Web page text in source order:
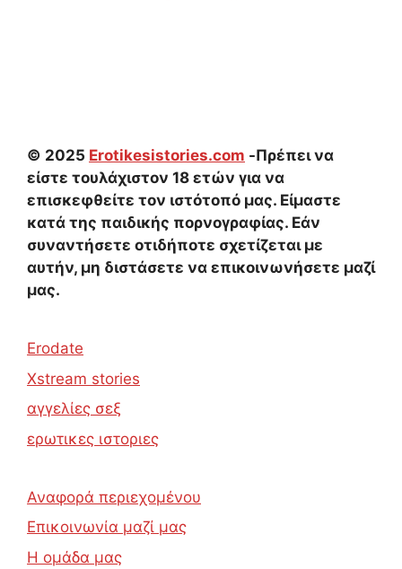
© 2025 Erotikesistories.com -Πρέπει να
είστε τουλάχιστον 18 ετών για να
επισκεφθείτε τον ιστότοπό μας. Είμαστε
κατά της παιδικής πορνογραφίας. Εάν
συναντήσετε οτιδήποτε σχετίζεται με
αυτήν, μη διστάσετε να επικοινωνήσετε μαζί
μας.
Erodate
Xstream stories
αγγελίες σεξ
ερωτικες ιστοριες
Αναφορά περιεχομένου
Επικοινωνία μαζί μας
Η ομάδα μας